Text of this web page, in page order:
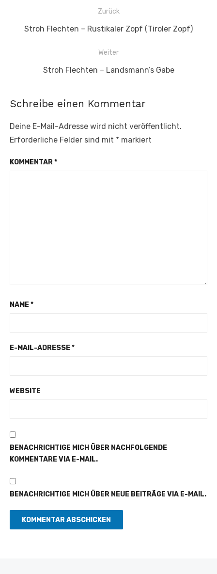
Beitragsnavigation
Zurück
Vorheriger
Stroh Flechten – Rustikaler Zopf (Tiroler Zopf)
Weiter
Nächster
Stroh Flechten – Landsmann’s Gabe
Schreibe einen Kommentar
Deine E-Mail-Adresse wird nicht veröffentlicht.
Erforderliche Felder sind mit * markiert
KOMMENTAR*
NAME *
E-MAIL-ADRESSE *
WEBSITE
BENACHRICHTIGE MICH ÜBER NACHFOLGENDE
KOMMENTARE VIA E-MAIL.
BENACHRICHTIGE MICH ÜBER NEUE BEITRÄGE VIA E-MAIL.